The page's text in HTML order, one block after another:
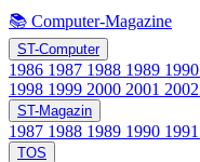
📚 Computer-Magazine
ST-Computer
1986 1987 1988 1989 1990
1998 1999 2000 2001 2002
ST-Magazin
1987 1988 1989 1990 1991
TOS